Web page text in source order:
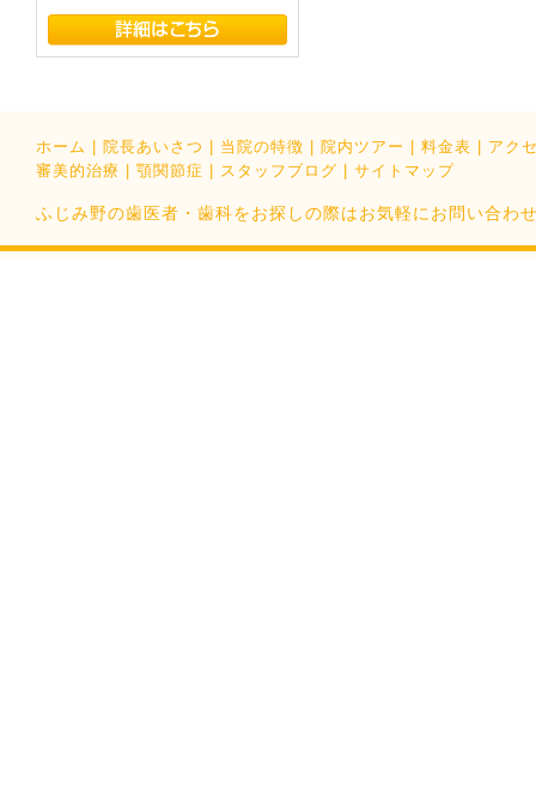
ホーム | 院長あいさつ | 当院の特徴 | 院内ツアー | 料金表 | アク
審美的治療 | 顎関節症 | スタッフブログ | サイトマップ
ふじみ野の歯医者・歯科をお探しの際はお気軽にお問い合